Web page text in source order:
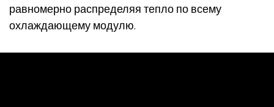
равномерно распределяя тепло по всему
охлаждающему модулю.